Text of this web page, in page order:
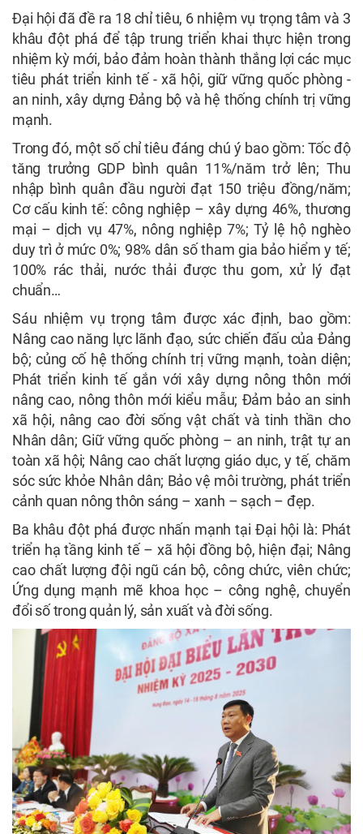
Đại hội đã đề ra 18 chỉ tiêu, 6 nhiệm vụ trọng tâm và 3
khâu đột phá để tập trung triển khai thực hiện trong
nhiệm kỳ mới, bảo đảm hoàn thành thắng lợi các mục
tiêu phát triển kinh tế - xã hội, giữ vững quốc phòng -
an ninh, xây dựng Đảng bộ và hệ thống chính trị vững
mạnh.
Trong đó, một số chỉ tiêu đáng chú ý bao gồm: Tốc độ
tăng trưởng GDP bình quân 11%/năm trở lên; Thu
nhập bình quân đầu người đạt 150 triệu đồng/năm;
Cơ cấu kinh tế: công nghiệp – xây dựng 46%, thương
mại – dịch vụ 47%, nông nghiệp 7%; Tỷ lệ hộ nghèo
duy trì ở mức 0%; 98% dân số tham gia bảo hiểm y tế;
100% rác thải, nước thải được thu gom, xử lý đạt
chuẩn…
Sáu nhiệm vụ trọng tâm được xác định, bao gồm:
Nâng cao năng lực lãnh đạo, sức chiến đấu của Đảng
bộ; củng cố hệ thống chính trị vững mạnh, toàn diện;
Phát triển kinh tế gắn với xây dựng nông thôn mới
nâng cao, nông thôn mới kiểu mẫu; Đảm bảo an sinh
xã hội, nâng cao đời sống vật chất và tinh thần cho
Nhân dân; Giữ vững quốc phòng – an ninh, trật tự an
toàn xã hội; Nâng cao chất lượng giáo dục, y tế, chăm
sóc sức khỏe Nhân dân; Bảo vệ môi trường, phát triển
cảnh quan nông thôn sáng – xanh – sạch – đẹp.
Ba khâu đột phá được nhấn mạnh tại Đại hội là: Phát
triển hạ tầng kinh tế – xã hội đồng bộ, hiện đại; Nâng
cao chất lượng đội ngũ cán bộ, công chức, viên chức;
Ứng dụng mạnh mẽ khoa học – công nghệ, chuyển
đổi số trong quản lý, sản xuất và đời sống.